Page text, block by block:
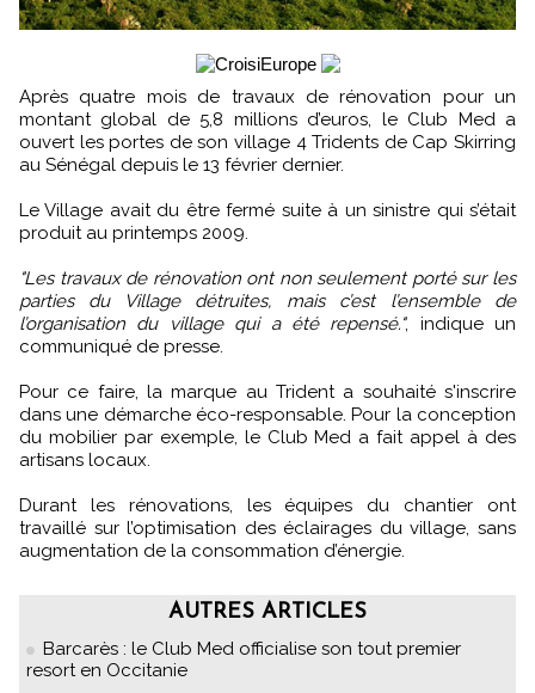
Après quatre mois de travaux de rénovation pour un
montant global de 5,8 millions d’euros, le Club Med a
ouvert les portes de son village 4 Tridents de Cap Skirring
au Sénégal depuis le 13 février dernier.
Le Village avait du être fermé suite à un sinistre qui s’était
produit au printemps 2009.
"Les travaux de rénovation ont non seulement porté sur les
parties du Village détruites, mais c’est l’ensemble de
l’organisation du village qui a été repensé.", indique un
communiqué de presse.
Pour ce faire, la marque au Trident a souhaité s'inscrire
dans une démarche éco-responsable. Pour la conception
du mobilier par exemple, le Club Med a fait appel à des
artisans locaux.
Durant les rénovations, les équipes du chantier ont
travaillé sur l’optimisation des éclairages du village, sans
augmentation de la consommation d’énergie.
AUTRES ARTICLES
Barcarès : le Club Med officialise son tout premier
resort en Occitanie